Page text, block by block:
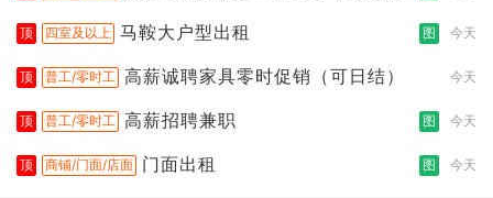
顶 四室及以上 马鞍大户型出租 图 今天
顶 普工/零时工 高薪诚聘家具零时促销（可日结） 今天
顶 普工/零时工 高薪招聘兼职 图 今天
顶 商铺/门面/店面 门面出租 图 今天